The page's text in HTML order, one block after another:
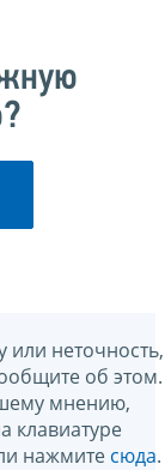
или неточность,
об этом.
мнению,
клавиатуре
нажмите сюда.